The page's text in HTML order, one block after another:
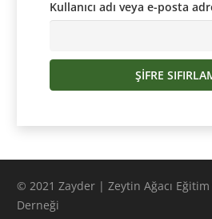
Kullanıcı adı veya e-posta
ŞIFRE
© 2021 Zayder | Zeytin Ağacı Eğitim
Derneği